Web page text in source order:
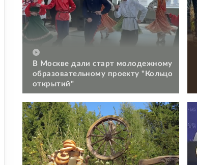
В Москве дали старт молодежному
образовательному проекту "Кольцо
открытий"